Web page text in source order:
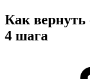
Как вернуть
4 шага